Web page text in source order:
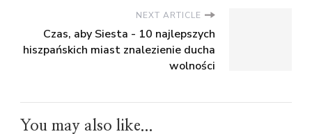
NEXT ARTICLE
Czas, aby Siesta - 10 najlepszych
hiszpańskich miast znalezienie ducha
wolności
You may also like...